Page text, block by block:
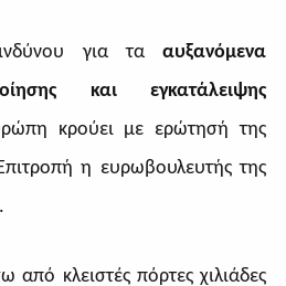
για τααυξανόμενα
και εγκατάλειψης
κρούει με ερώτησή της
η ευρωβουλευτής της
.
από κλειστές πόρτες χιλιάδες